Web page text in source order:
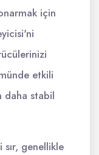
için
etkili
daha stabil
sır, genellikle